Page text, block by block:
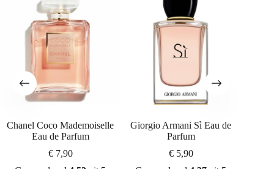
Chanel Coco Mademoiselle
Eau de Parfum
€7,90
Giorgio Armani Sì Eau de
Parfum
€5,90